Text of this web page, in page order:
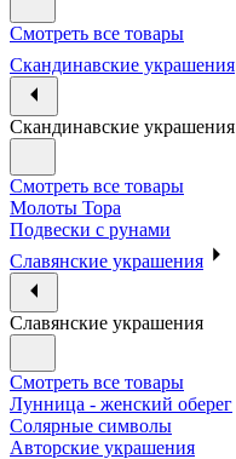
Смотреть все товары
Скандинавские украшения
Скандинавские украшения
Смотреть все товары
Молоты Тора
Подвески с рунами
Славянские украшения
Славянские украшения
Смотреть все товары
Лунница - женский оберег
Солярные символы
Авторские украшения